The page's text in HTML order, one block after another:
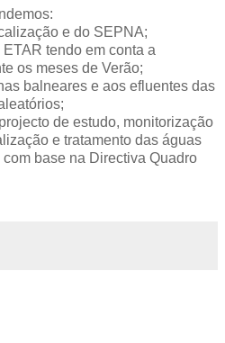
e do SEPNA;
tendo em conta a
os meses de Verão;
balneares e aos efluentes das
de estudo, monitorização
e tratamento das águas
base na Directiva Quadro